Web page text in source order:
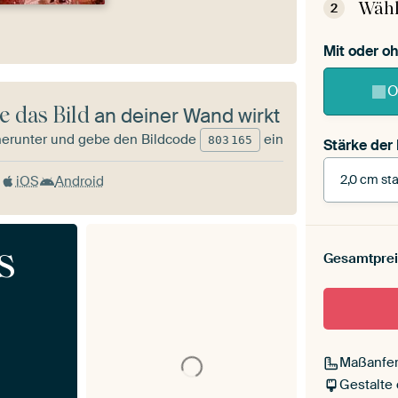
2
Mit oder
Stärke der
2,0 cm
cm stark
Gestalte
das Bildan deiner Wand wirkt
und gebe den Bildcode 803 165 ein
iOS Android